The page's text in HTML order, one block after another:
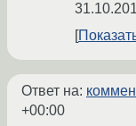
Ответ на:
+00:00